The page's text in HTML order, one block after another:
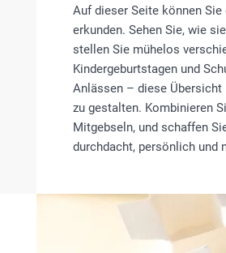
Auf dieser Seite können
erkunden. Sehen Sie, wie
stellen Sie mühelos
Kindergeburtstagen und
Anlässen – diese
zu gestalten. Kombinieren
Mitgebseln, und schaffen
durchdacht, persönlich und